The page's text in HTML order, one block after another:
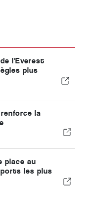
l'Everest
plus
d'expérience
la
place au
les plus